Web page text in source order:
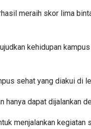
meraih skor lima
kehidupan
sehat yang diakui di
hanya dapat dijalankan
menjalankan